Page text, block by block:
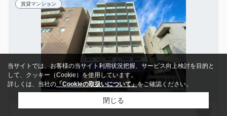
賃貸マンション
当サイトでは、お客様の当サイト利用状況把握、サービス向上検討を目的と
して、クッキー（Cookie）を使用しています。
詳しくは、当社の 「Cookieの取扱いについて」をご確認ください。
閉じる